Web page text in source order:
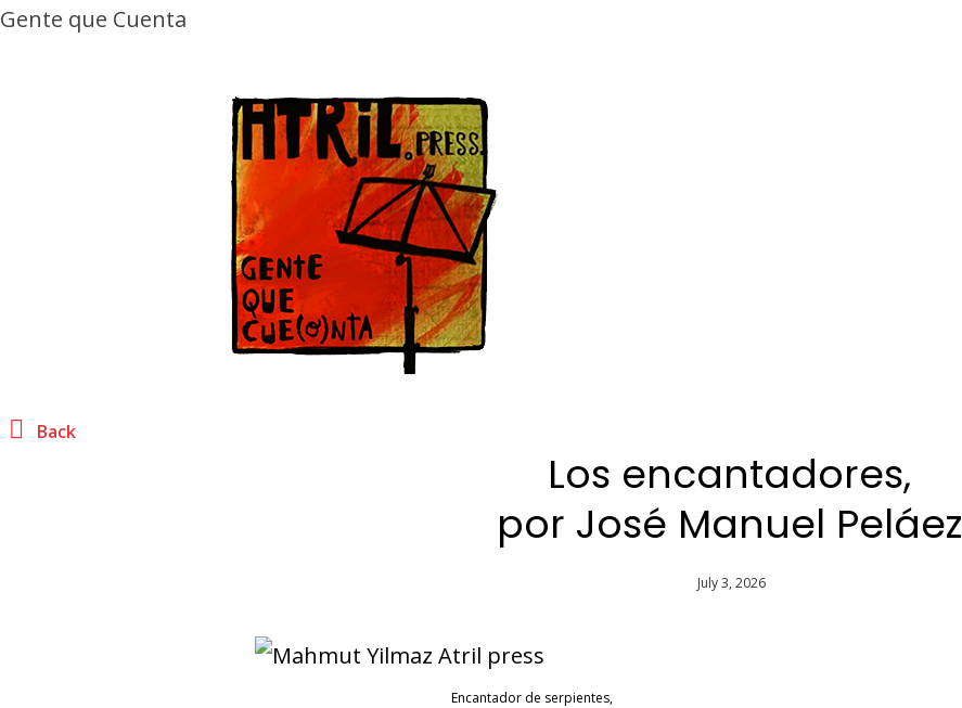
Gente que Cuenta
Back
Los encantadores,
por José Manuel Peláez
July 3, 2026
Encantador de serpientes,